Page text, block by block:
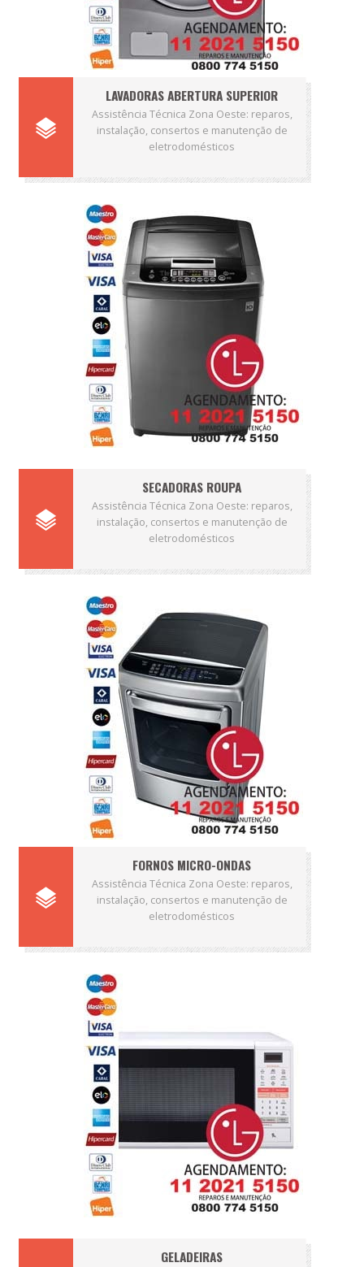
LAVADORAS ABERTURA SUPERIOR
Assistência Técnica Zona Oeste: reparos,
instalação, consertos e manutenção de
eletrodomésticos
SECADORAS ROUPA
Assistência Técnica Zona Oeste: reparos,
instalação, consertos e manutenção de
eletrodomésticos
FORNOS MICRO-ONDAS
Assistência Técnica Zona Oeste: reparos,
instalação, consertos e manutenção de
eletrodomésticos
GELADEIRAS